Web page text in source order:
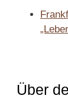
Über